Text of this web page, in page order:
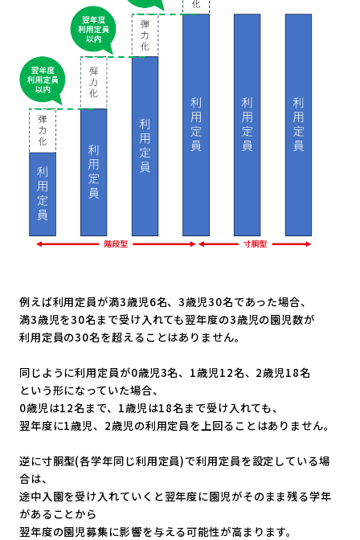
例えば利用定員が満3歳児6名、3歳児30名であった場合、
満3歳児を30名まで受け入れても翌年度の3歳児の園児数が
利用定員の30名を超えることはありません。
同じように利用定員が0歳児3名、1歳児12名、2歳児18名
という形になっていた場合、
0歳児は12名まで、1歳児は18名まで受け入れても、
翌年度に1歳児、2歳児の利用定員を上回ることはありません。
逆に寸胴型(各学年同じ利用定員)で利用定員を設定している場
合は、
途中入園を受け入れていくと翌年度に園児がそのまま残る学年
があることから
翌年度の園児募集に影響を与える可能性が高まります。